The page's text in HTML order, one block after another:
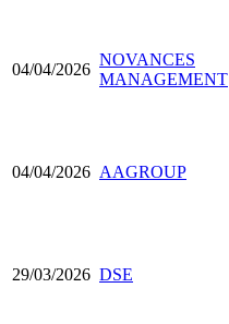
04/04/2026
NOVANCES
MANAGEMENT
04/04/2026 AAGROUP
29/03/2026 DSE